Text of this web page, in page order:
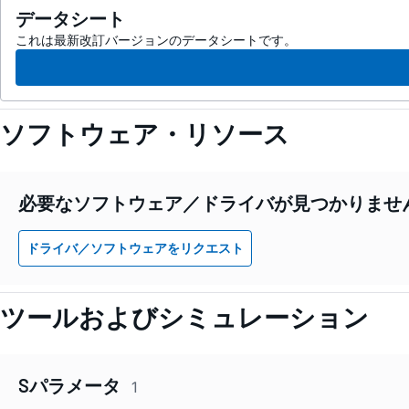
データシート
これは最新改訂バージョンのデータシートです。
ソフトウェア・リソース
必要なソフトウェア／ドライバが見つかりませ
ドライバ／ソフトウェアをリクエスト
ツールおよびシミュレーション
Sパラメータ 1